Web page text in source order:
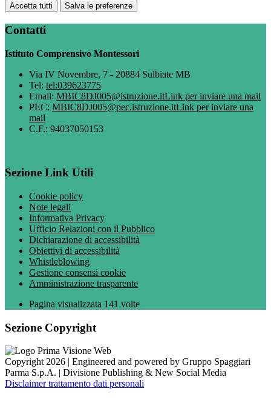
Accetta tutti Salva le preferenze
Contatti
Istituto Comprensivo Montessori
Via IV Novembre, 7 - 20884 Sulbiate MB
Tel: tel:039623775
Email: MBIC8DJ005@istruzione.itLink per inviare una mail
PEC: MBIC8DJ005@pec.istruzione.itLink per inviare una
mail
C.F.: 94037050153
Sezione Link Utili
Cookie policy
Note legali
Informativa Privacy
Ufficio Relazioni con il Pubblico
Dichiarazione di accessibilità
Obiettivi di accessibilità
Whistleblowing
Gestione consensi cookie
Amministrazione trasparente
Pagina visualizzata 141 volte
Sezione Copyright
Copyright 2026 | Engineered and powered by Gruppo Spaggiari
Parma S.p.A. | Divisione Publishing & New Social Media
Disclaimer trattamento dati personali